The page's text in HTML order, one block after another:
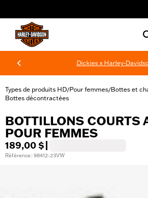
Dickies x Harley-
Types de produits HD/Pour femmes/Bottes et
Bottes décontractées
BOTTILLONS COURTS
POUR FEMMES
189,00 $
Référence : 98412-23VW